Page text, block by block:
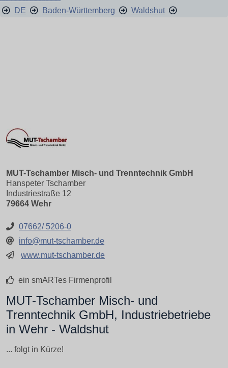
DE
Baden-Württemberg Waldshut
MUT-Tschamber Misch- und Trenntechnik GmbH
Hanspeter Tschamber
Industriestraße 12
79664 Wehr
07662/ 5206-0
info@mut-tschamber.de
www.mut-tschamber.de
ein smARTes Firmenprofil
MUT-Tschamber Misch- und
Trenntechnik GmbH, Industriebetriebe
in Wehr - Waldshut
... folgt in Kürze!